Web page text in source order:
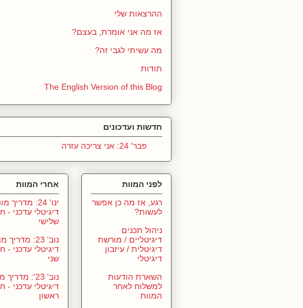
ההרצאות שלי
אז מה אני אומרת, בעצם?
מה עשיתי לגבי זה?
תודות
The English Version of this Blog
חדשות ועדכונים
פבר' 24: אני צריכה עזרה
לפני המוות
רגע, אז מה כן אפשר
לעשות?
ניהול תכנים
דיגיטליים / מורשת
דיגיטלית / עיזבון
דיגיטלי
השארת הודעות
למשלוח לאחר
המוות
אחרי המוות
ינו' 24: מדריך
דיגיטלי עדכני -
שלישי
נוב' 23: מדריך
דיגיטלי עדכני -
שני
נוב' 23':
דיגיטלי עדכני -
ראשון